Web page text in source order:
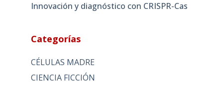
Innovación y diagnóstico con CRISPR-Cas
Categorías
CÉLULAS MADRE
CIENCIA FICCIÓN